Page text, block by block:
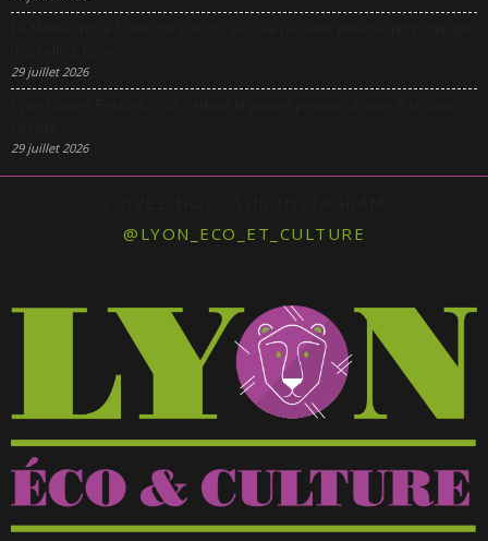
29 juillet 2026
29 juillet 2026
@LYON_ECO_ET_CULTURE